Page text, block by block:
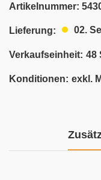
Artikelnummer:
Lieferung: 02.
Verkaufseinheit: 48
Konditionen: exkl.